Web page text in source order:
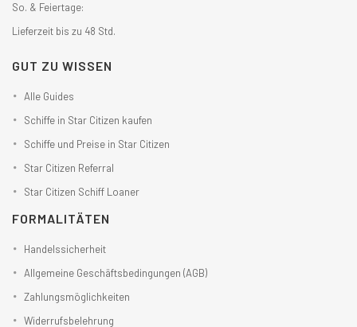
So. & Feiertage:
Lieferzeit bis zu 48 Std.
GUT ZU WISSEN
Alle Guides
Schiffe in Star Citizen kaufen
Schiffe und Preise in Star Citizen
Star Citizen Referral
Star Citizen Schiff Loaner
FORMALITÄTEN
Handelssicherheit
Allgemeine Geschäftsbedingungen (AGB)
Zahlungsmöglichkeiten
Widerrufsbelehrung